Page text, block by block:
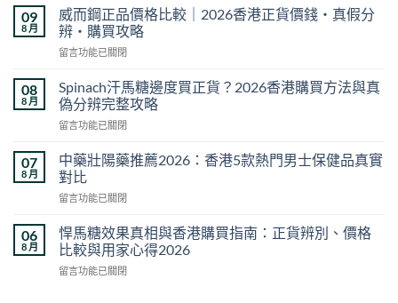
而
鋼
可
以
一
半
嗎？
切
服
用
法
劑
量
選
09
8 月
威而鋼正品價格比較｜2026香港正貨價錢・真假分
辨・購買攻略
在
而
鋼
正
品
格
比
較
｜
香
港
貨
留言功能已關閉
08
8 月
Spinach汗馬糖邊度買正貨？2026香港購買方法與真
偽分辨完整攻略
在
汗
馬
糖
邊
買
正
貨？
2026
留言功能已關閉
07
8 月
中藥壯陽藥推薦2026：香港5款熱門男士保健品真實
對比
在
藥
壯
陽
藥
留言功能已關閉
06
8 月
悍馬糖效果真相與香港購買指南：正貨辨別、價格
比較與用家心得2026
在
留言功能已關閉